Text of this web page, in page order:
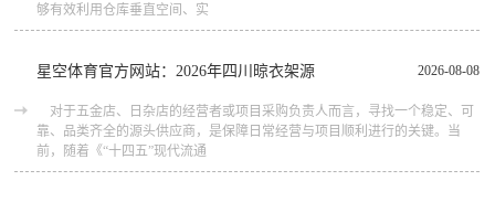
够有效利用仓库垂直空间、实
2026-08-08
星空体育官方网站：2026年四川晾衣架源
对于五金店、日杂店的经营者或项目采购负责人而言，寻找一个稳定、可
靠、品类齐全的源头供应商，是保障日常经营与项目顺利进行的关键。当
前，随着《“十四五”现代流通